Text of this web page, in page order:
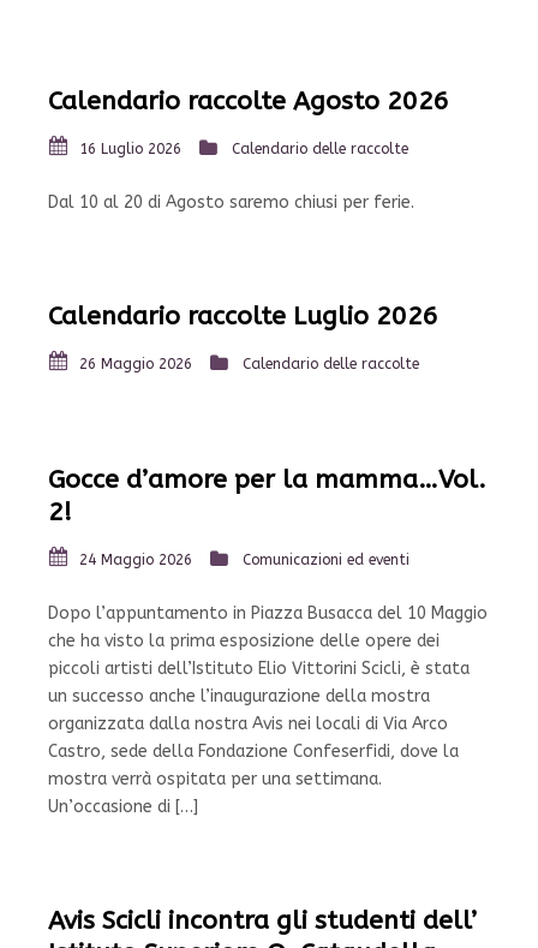
Calendario raccolte Agosto 2026
16 Luglio 2026 Calendario delle raccolte
Dal 10 al 20 di Agosto saremo chiusi per ferie.
Calendario raccolte Luglio 2026
26 Maggio 2026 Calendario delle raccolte
Gocce d’amore per la mamma…Vol.
2!
24 Maggio 2026 Comunicazioni ed eventi
Dopo l’appuntamento in Piazza Busacca del 10 Maggio
che ha visto la prima esposizione delle opere dei
piccoli artisti dell’Istituto Elio Vittorini Scicli, è stata
un successo anche l’inaugurazione della mostra
organizzata dalla nostra Avis nei locali di Via Arco
Castro, sede della Fondazione Confeserfidi, dove la
mostra verrà ospitata per una settimana.
Un’occasione di […]
Avis Scicli incontra gli studenti dell’